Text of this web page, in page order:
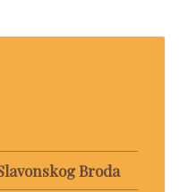
Broda